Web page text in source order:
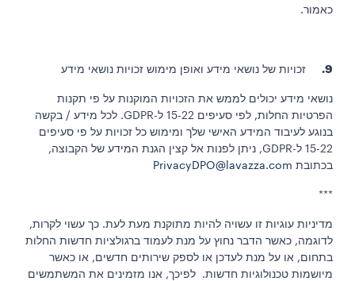
כאמור.
9. זכויות של נושאי מידע ואופן מימוש זכויות נושאי מידע
נושאי מידע יכולים לממש את הזכויות המוקנות על פי תקנות
הפרטיות החלות, לפי סעיפים 15-22 ל-GDPR. לכל מידע / בקשה
בנוגע לעיבוד המידע האישי שלך ומימוש כל זכויות על פי סעיפים
15-22 ל-GDPR, ניתן לפנות אל קצין הגנת המידע של הקבוצה,
בכתובת PrivacyDPO@lavazza.com
***
מדיניות עוגיות זו עשויה להיות מתוקנת מעת לעת. כך עשוי לקרות,
לדוגמה, כאשר הדבר נחוץ על מנת לעמוד ברגולציות חדשות החלות
בתחום, או על מנת לעדכן או לספק שירותים חדשים, או כאשר
מיושמות טכנולוגיות חדשות. לפיכך, אנו מזמינים את המשתמשים